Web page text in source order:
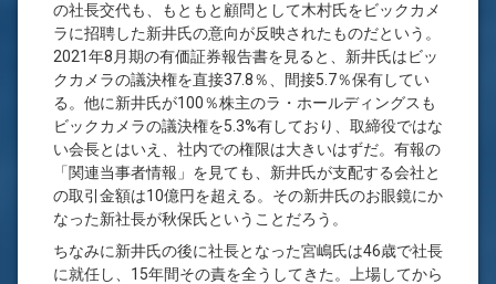
の社長交代も、もともと顧問として木村氏をビックカメ
ラに招聘した新井氏の意向が反映されたものだという。
2021年8月期の有価証券報告書を見ると、新井氏はビッ
クカメラの議決権を直接37.8％、間接5.7％保有してい
る。他に新井氏が100％株主のラ・ホールディングスも
ビックカメラの議決権を5.3%有しており、取締役ではな
い会長とはいえ、社内での権限は大きいはずだ。有報の
「関連当事者情報」を見ても、新井氏が支配する会社と
の取引金額は10億円を超える。その新井氏のお眼鏡にか
なった新社長が秋保氏ということだろう。
ちなみに新井氏の後に社長となった宮嶋氏は46歳で社長
に就任し、15年間その責を全うしてきた。上場してから